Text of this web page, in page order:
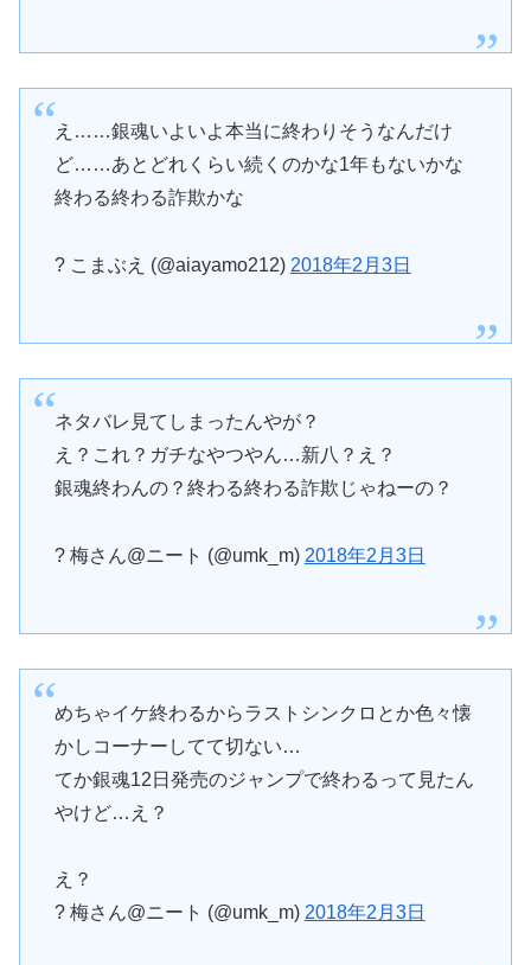
え……銀魂いよいよ本当に終わりそうなんだけ
ど……あとどれくらい続くのかな1年もないかな
終わる終わる詐欺かな
? こまぶえ (@aiayamo212) 2018年2月3日
ネタバレ見てしまったんやが？
え？これ？ガチなやつやん…新八？え？
銀魂終わんの？終わる終わる詐欺じゃねーの？
? 梅さん@ニート (@umk_m) 2018年2月3日
めちゃイケ終わるからラストシンクロとか色々懐
かしコーナーしてて切ない…
てか銀魂12日発売のジャンプで終わるって見たん
やけど…え？
え？
? 梅さん@ニート (@umk_m) 2018年2月3日